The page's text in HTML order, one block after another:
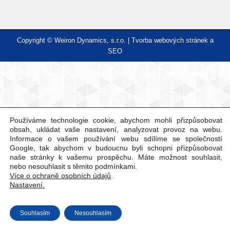
Copyright © Weiron Dynamics, s.r.o. | Tvorba webových stráneka
SEO
Používáme technologie cookie, abychom mohli přizpůsobovat
obsah, ukládat vaše nastavení, analyzovat provoz na webu.
Informace o vašem používání webu sdílíme se společností
Google, tak abychom v budoucnu byli schopni přizpůsobovat
naše stránky k vašemu prospěchu. Máte možnost souhlasit,
nebo nesouhlasit s těmito podmínkami.
Více o ochraně osobních údajů
Nastavení.
Souhlasím Nesouhlasím